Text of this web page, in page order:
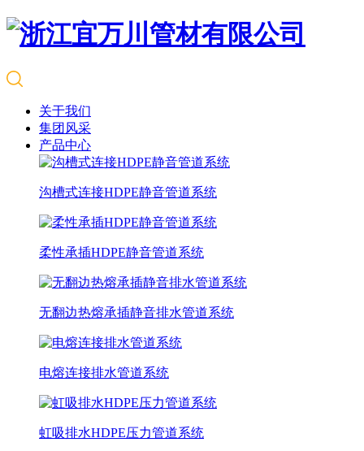
关于我们
集团风采
产品中心
沟槽式连接HDPE静音管道系统
柔性承插HDPE静音管道系统
无翻边热熔承插静音排水管道系统
电熔连接排水管道系统
虹吸排水HDPE压力管道系统